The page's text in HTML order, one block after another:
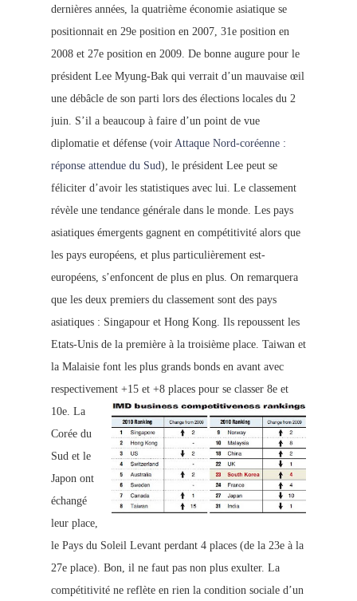
dernières années, la quatrième économie asiatique se
positionnait en 29e position en 2007, 31e position en
2008 et 27e position en 2009. De bonne augure pour le
président Lee Myung-Bak qui verrait d’un mauvaise œil
une débâcle de son parti lors des élections locales du 2
juin. S’il a beaucoup à faire d’un point de vue
diplomatie et défense (voir Attaque Nord-coréenne :
réponse attendue du Sud), le président Lee peut se
féliciter d’avoir les statistiques avec lui. Le classement
révèle une tendance générale dans le monde. Les pays
asiatiques émergents gagnent en compétitivité alors que
les pays européens, et plus particulièrement est-
européens, s’enfoncent de plus en plus. On remarquera
que les deux premiers du classement sont des pays
asiatiques : Singapour et Hong Kong. Ils repoussent les
Etats-Unis de la première à la troisième place. Taiwan et
la Malaisie font les plus grands bonds en avant avec
respectivement +15 et +8 places pour se classer 8e et
10e. La
Corée du
Sud et le
Japon ont
échangé
leur place,
le Pays du Soleil Levant perdant 4 places (de la 23e à la
27e place). Bon, il ne faut pas non plus exulter. La
compétitivité ne reflète en rien la condition sociale d’un